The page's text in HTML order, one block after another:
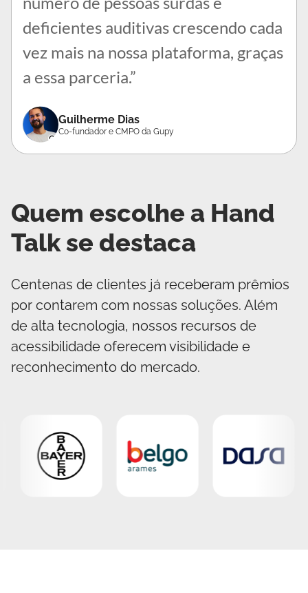
deficientes auditivas crescendo cada
vez mais na nossa plataforma, graças
a essa parceria.”
Guilherme Dias
Co-fundador e CMPO da Gupy
Quem escolhe a Hand
Talk se destaca
Centenas de clientes já receberam prêmios
por contarem com nossas soluções. Além
de alta tecnologia, nossos recursos de
acessibilidade oferecem visibilidade e
reconhecimento do mercado.